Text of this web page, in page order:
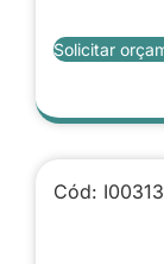
Solicitar
Cód: